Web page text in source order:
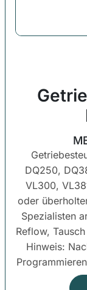
DQ250,
VL300,
oder
Spezialisten
Reflow,
Hinweis: